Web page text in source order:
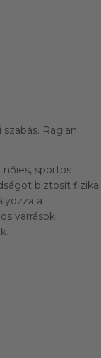
Raglan
sportos
biztosít fizikai
a
varrások